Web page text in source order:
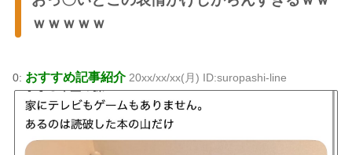
ｗｗｗｗｗ
0: おすすめ記事紹介20xx/xx/xx(月) ID:suropashi-line